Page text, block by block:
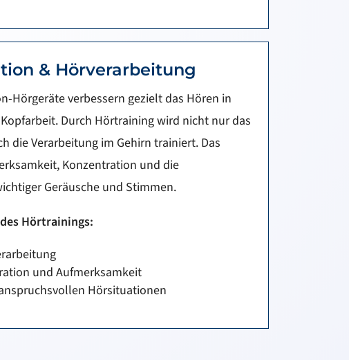
& Hörverarbeitung
Hörgeräte verbessern gezielt das Hören in
Durch Hörtraining wird nicht nur das
die Verarbeitung im Gehirn trainiert. Das
Konzentration und die
Geräusche und Stimmen.
Hörtrainings:
und Aufmerksamkeit
Hörsituationen